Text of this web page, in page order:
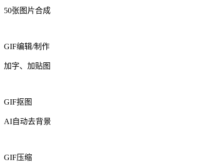
50张图片合成
GIF编辑/制作
加字、加贴图
GIF抠图
AI自动去背景
GIF压缩